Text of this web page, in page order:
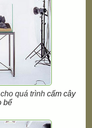
quá trình cấm cây
bể